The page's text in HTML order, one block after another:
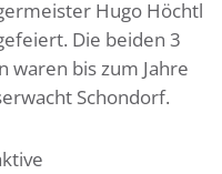
Hugo Höchtl
Die beiden 3
waren bis zum Jahre
Schondorf.